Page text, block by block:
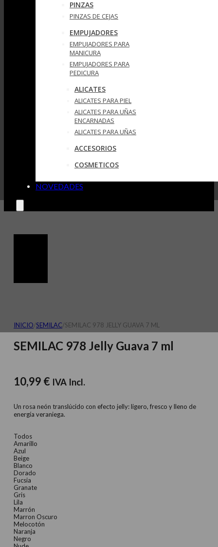
PINZAS
PINZAS DE CEJAS
EMPUJADORES
EMPUJADORES PARA
MANICURA
EMPUJADORES PARA
PEDICURA
ALICATES
ALICATES PARA PIEL
ALICATES PARA UÑAS
ENCARNADAS
ALICATES PARA UÑAS
ACCESORIOS
COSMETICOS
NOVEDADES
INICIO/SEMILAC/SEMILAC 978 JELLY GUAVA 7 ML
SEMILAC 978 Jelly Guava 7 ml
10,99 € IVA Incl.
Un rosa neón translúcido con efecto jelly: ligero, fresco y lleno de
energía veraniega.
Todos
Amarillo
Azul
Beige
Blanco
Dorado
Fucsia
Granate
Gris
Lila
Marrón
Marron Oscuro
Melocotón
Naranja
Negro